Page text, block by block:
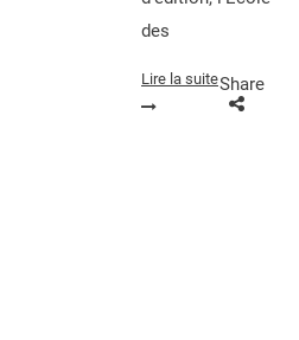
des
Lire la suiteShare